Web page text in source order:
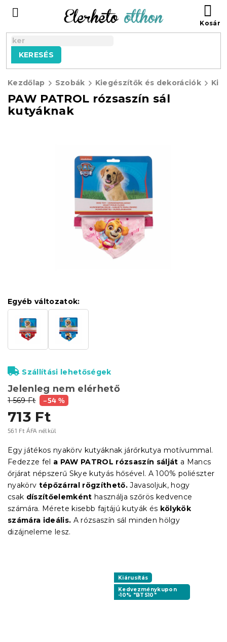
tartalomhoz
KERESÉS
Kezdőlap Szobák Kiegészítők és dekorációk
PAW PATROL rózsaszín sál
kutyáknak
1 569 Ft –54 %
713 Ft
561 Ft ÁFA nélkül
Jelenleg nem elérhető
Egyéb változatok:
Szállítási lehetőségek
Egy játékos nyakörv kutyáknak járőrkutya motívummal.
Fedezze fel a PAW PATROL rózsaszín sálját a Mancs
őrjárat népszerű Skye kutyás hősével. A 100% poliészter
nyakörv tépőzárral rögzíthető. Javasoljuk, hogy
csak díszítőelemként használja szőrös kedvence
számára. Mérete kisebb fajtájú kutyák és kölykök
számára ideális. A rózsaszín sál minden hölgy
dizájneleme lesz.
Kiárusítás
Kedvezménykupon
-10% "BTS10"